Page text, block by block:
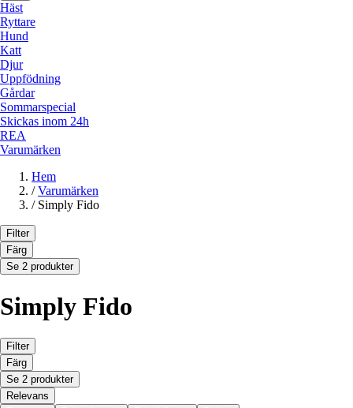
Häst
Ryttare
Hund
Katt
Djur
Uppfödning
Gårdar
Sommarspecial
Skickas inom 24h
REA
Varumärken
Hem
/ Varumärken
/ Simply Fido
Filter
Färg
Se 2 produkter
Simply Fido
Filter
Färg
Se 2 produkter
Relevans